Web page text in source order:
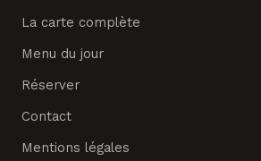
La carte complète
Menu du jour
Réserver
Contact
Mentions légales